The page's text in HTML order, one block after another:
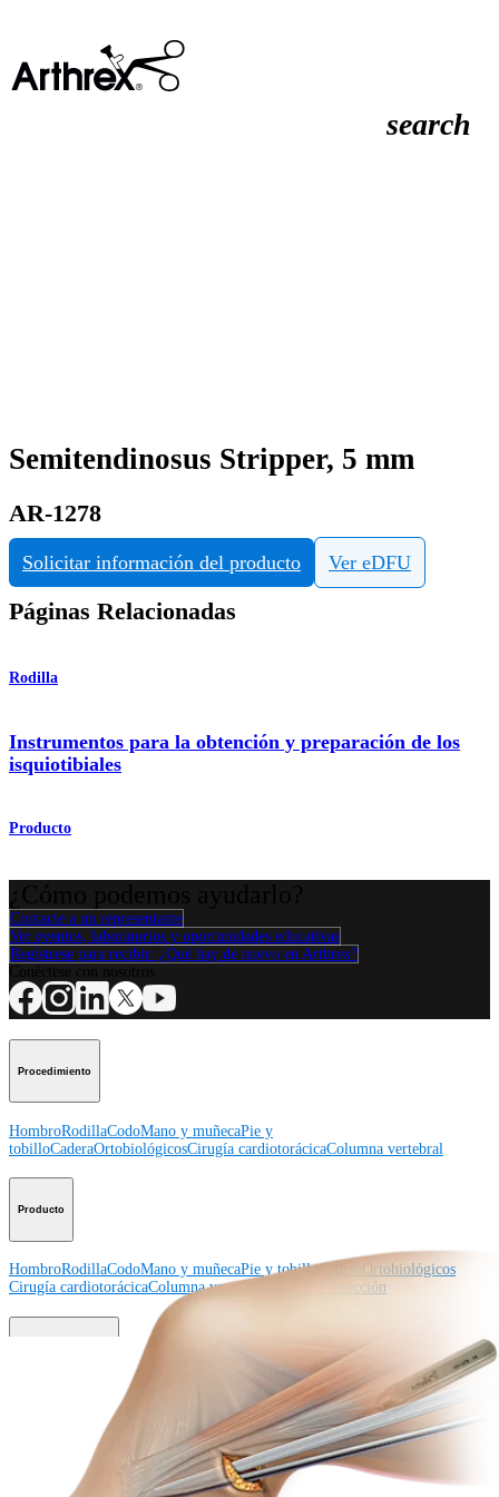
search
Semitendinosus Stripper, 5 mm
AR-1278
Solicitar información del producto Ver eDFU
Páginas Relacionadas
Rodilla
Instrumentos para la obtención y preparación de los
isquiotibiales
Producto
Contacte a un representante
Ver eventos, laboratorios y oportunidades educativas
Regístrese para recibir: ¿Qué hay de nuevo en Arthrex?
Procedimiento
HombroRodillaCodoMano y muñecaPie y
tobilloCaderaOrtobiológicosCirugía cardiotorácicaColumna vertebral
Producto
HombroRodillaCodoMano y muñecaPie y tobilloCadera Ortobiológicos
Cirugía cardiotorácicaColumna vertebral Imagen y resección
Educación médica Descripción de cursosCalendario de cursosArthroLab™ -
Nuestro departamento de educación médicaOrthoPedia
Corporación